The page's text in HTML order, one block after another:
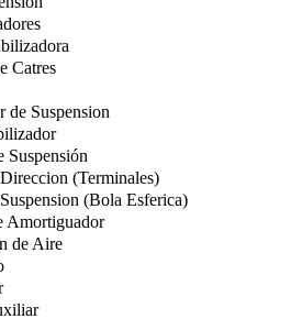
Catres
de Suspension
Suspensión
(Terminales)
(Bola Esferica)
Amortiguador
de Aire